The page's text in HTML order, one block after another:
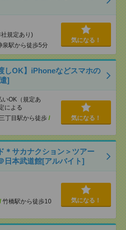
規定あり)
泉駅から徒歩5分
気になる！
しOK】iPhoneなどスマホの
]
OK（規定あ
による
丁目駅から徒歩 /
気になる！
＊サカナクション＞ツアー
日本武道館[アルバイト]
/ 竹橋駅から徒歩10
気になる！